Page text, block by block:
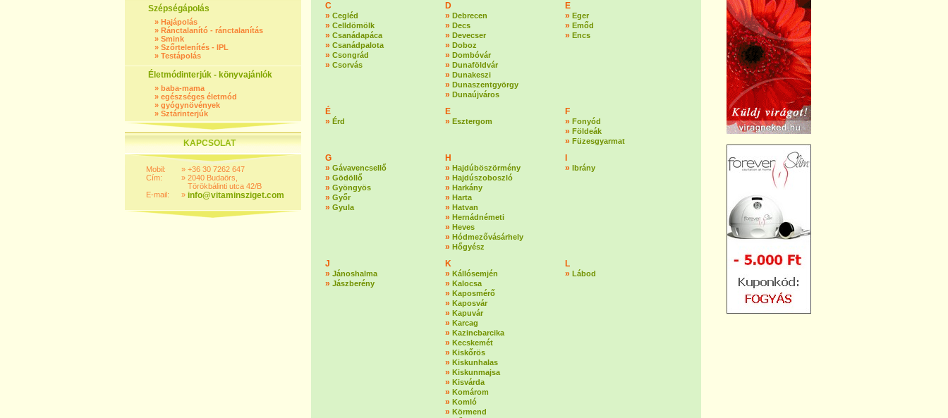
Szépségápolás
» Hajápolás
» Ránctalanító - ránctalanítás
» Smink
» Szőrtelenítés - IPL
» Testápolás
Életmódinterjúk - könyvajánlók
» baba-mama
» egészséges életmód
» gyógynövények
» Sztárinterjúk
KAPCSOLAT
Mobil:
Cím:
E-mail:
»
»
»
+36 30 7262 647
2040 Budaörs,
Törökbálinti utca 42/B
info@vitaminsziget.com
C
» Cegléd
» Celldömölk
» Csanádapáca
» Csanádpalota
» Csongrád
» Csorvás
D
» Debrecen
» Decs
» Devecser
» Doboz
» Dombóvár
» Dunaföldvár
» Dunakeszi
» Dunaszentgyörgy
» Dunaújváros
E
» Eger
» Emőd
» Encs
É
» Érd
E
» Esztergom
F
» Fonyód
» Földeák
» Füzesgyarmat
G
» Gávavencsellő
» Gödöllő
» Gyöngyös
» Győr
» Gyula
H
» Hajdúböszörmény
» Hajdúszoboszló
» Harkány
» Harta
» Hatvan
» Hernádnémeti
» Heves
» Hódmezővásárhely
» Hőgyész
» Ibrány
J
» Jánoshalma
» Jászberény
K
» Kállósemjén
» Kalocsa
» Kaposmérő
» Kaposvár
» Kapuvár
» Karcag
» Kazincbarcika
» Kecskemét
» Kiskőrös
» Kiskunhalas
» Kiskunmajsa
» Kisvárda
» Komárom
» Komló
» Körmend
L
» Lábod